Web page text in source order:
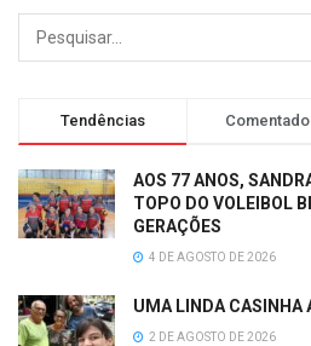
Tendências
AOS 77 ANOS,
TOPO DO VOLEIBOL
GERAÇÕES
4 DE AGOSTO DE 2026
UMA LINDA CASINHA
2 DE AGOSTO DE 2026